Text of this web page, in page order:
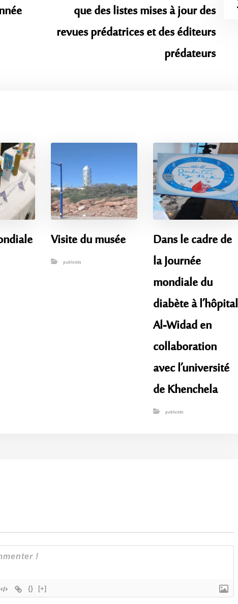
que des listes mises à jour des
revues prédatrices et des éditeurs
prédateurs
Visite du musée
publicités
Dans le cadre de
la Journée
mondiale du
diabète à l’hôpital
Al-Widad en
collaboration
avec l’université
de Khenchela
publicités
{} [+]